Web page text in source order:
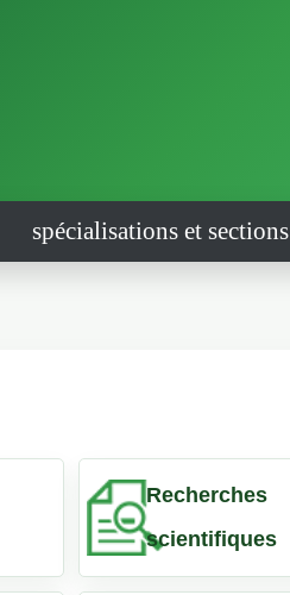
spécialisations et sections
Recherches
scientifiques